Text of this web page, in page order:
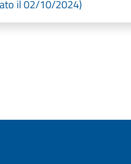
il 02/10/2024)